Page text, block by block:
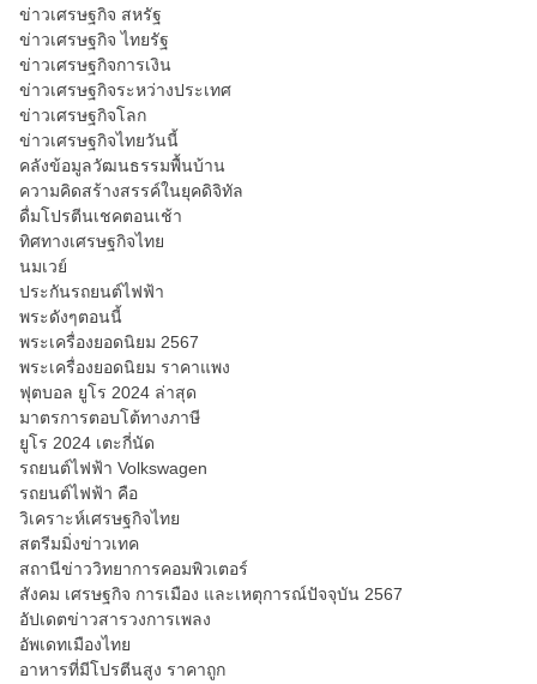
ข่าวเศรษฐกิจ สหรัฐ
ข่าวเศรษฐกิจ ไทยรัฐ
ข่าวเศรษฐกิจการเงิน
ข่าวเศรษฐกิจระหว่างประเทศ
ข่าวเศรษฐกิจโลก
ข่าวเศรษฐกิจไทยวันนี้
คลังข้อมูลวัฒนธรรมพื้นบ้าน
ความคิดสร้างสรรค์ในยุคดิจิทัล
ดื่มโปรตีนเชคตอนเช้า
ทิศทางเศรษฐกิจไทย
นมเวย์
ประกันรถยนต์ไฟฟ้า
พระดังๆตอนนี้
พระเครื่องยอดนิยม 2567
พระเครื่องยอดนิยม ราคาแพง
ฟุตบอล ยูโร 2024 ล่าสุด
มาตรการตอบโต้ทางภาษี
ยูโร 2024 เตะกี่นัด
รถยนต์ไฟฟ้า Volkswagen
รถยนต์ไฟฟ้า คือ
วิเคราะห์เศรษฐกิจไทย
สตรีมมิ่งข่าวเทค
สถานีข่าววิทยาการคอมพิวเตอร์
สังคม เศรษฐกิจ การเมือง และเหตุการณ์ปัจจุบัน 2567
อัปเดตข่าวสารวงการเพลง
อัพเดทเมืองไทย
อาหารที่มีโปรตีนสูง ราคาถูก